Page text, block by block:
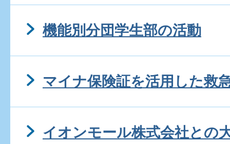
機能別分団学生部の活動
マイナ保険証を活用した救
イオンモール株式会社との